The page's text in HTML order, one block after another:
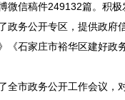
微信稿件249132篇。积
政务公开专区，提供政
《石家庄市裕华区建好
全市政务公开工作会议